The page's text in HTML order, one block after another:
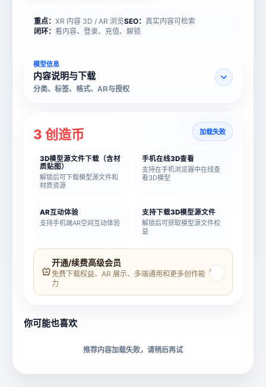
重点： XR 内容 3D / AR 浏览SEO： 真实内容可检索
闭环： 看内容、登录、充值、解锁
模型信息
内容说明与下载
分类、标签、格式、AR与授权
模型名称
材质贴图
3 创造币 加载失败
3D模型源文件下载（含材
质贴图）
解锁后可下载模型源文件和
材质资源
手机在线3D查看
支持在手机浏览器中在线查
看3D模型
AR互动体验
支持手机端AR空间互动体验
支持下载3D模型源文件
解锁后可获取模型源文件权
益
开通/续费高级会员
免费下载权益、AR 展示、多端通用和更多创作能
力
›
你可能也喜欢
推荐内容加载失败，请稍后再试